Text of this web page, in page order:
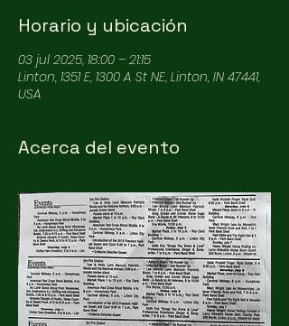
Horario y ubicación
03 jul 2025, 18:00 – 21:15
Linton, 1351 E, 1300 A St NE, Linton, IN 47441,
USA
Acerca del evento